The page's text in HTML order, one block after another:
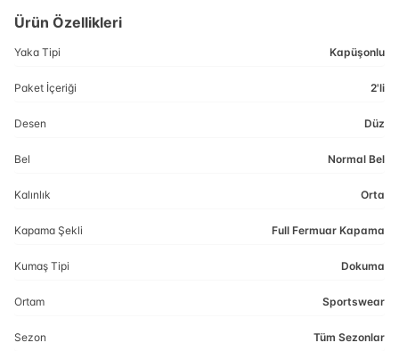
Ürün Özellikleri
Yaka Tipi Kapüşonlu
Paket İçeriği 2'li
Desen Düz
Bel Normal Bel
Kalınlık Orta
Kapama Şekli Full Fermuar Kapama
Kumaş Tipi Dokuma
Ortam Sportswear
Sezon Tüm Sezonlar